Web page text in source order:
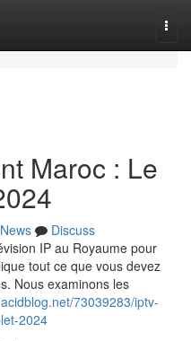
Maroc : Le
News
Discuss
IP au Royaume pour
tout ce que vous devez
Nous examinons les
73039283/iptv-
2024